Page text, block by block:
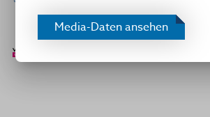
Media-Daten ansehen